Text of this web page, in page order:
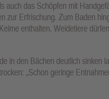
auch das Schöpfen mit
zur Erfrischung. Zum Baden
enthalten. Weidetiere
in den Bächen deutlich sinken
„Schon geringe